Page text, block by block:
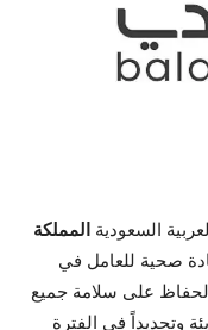
السعودية المملكة
صحية للعامل في
1444 ، وذلك بالحفاظ على سلامة جميع
وتحديداً في الفترة